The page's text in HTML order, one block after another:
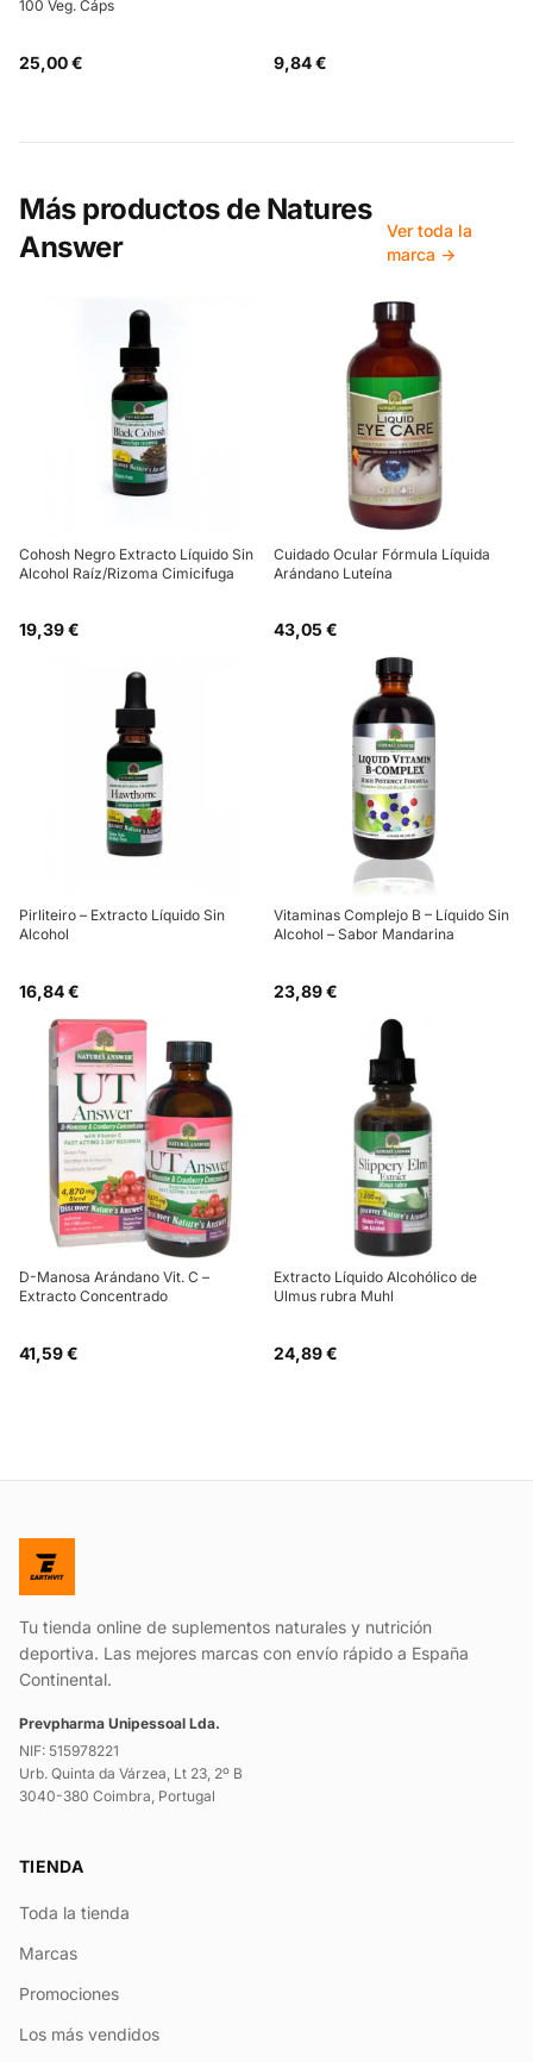
100 Veg. Cáps
25,00 € 9,84 €
Más productos de Natures
Answer
Ver toda la
marca →
Cohosh Negro Extracto Líquido Sin
Alcohol Raíz/Rizoma Cimicifuga
19,39 €
Cuidado Ocular Fórmula Líquida
Arándano Luteína
43,05 €
Pirliteiro – Extracto Líquido Sin
Alcohol
16,84 €
Vitaminas Complejo B – Líquido Sin
Alcohol – Sabor Mandarina
23,89 €
D-Manosa Arándano Vit. C –
Extracto Concentrado
41,59 €
Extracto Líquido Alcohólico de
Ulmus rubra Muhl
24,89 €
Tu tienda online de suplementos naturales y nutrición
deportiva. Las mejores marcas con envío rápido a España
Continental.
Prevpharma Unipessoal Lda.
NIF: 515978221
Urb. Quinta da Várzea, Lt 23, 2º B
3040-380 Coimbra, Portugal
TIENDA
Toda la tienda
Marcas
Promociones
Los más vendidos